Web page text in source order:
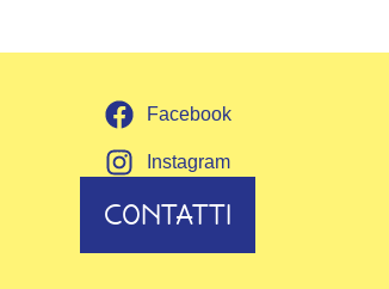
Facebook
Instagram
CONTATTI